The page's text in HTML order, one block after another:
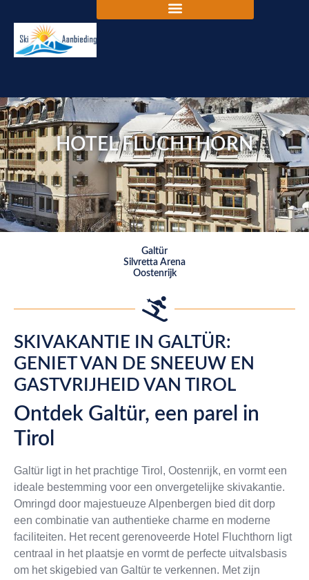
HOTEL FLUCHTHORN
Galtür
Silvretta Arena
Oostenrijk
SKIVAKANTIE IN GALTÜR:
GENIET VAN DE SNEEUW EN
GASTVRIJHEID VAN TIROL
Ontdek Galtür, een parel in
Tirol
Galtür ligt in het prachtige Tirol, Oostenrijk, en vormt een
ideale bestemming voor een onvergetelijke skivakantie.
Omringd door majestueuze Alpenbergen bied dit dorp
een combinatie van authentieke charme en moderne
faciliteiten. Het recent gerenoveerde Hotel Fluchthorn ligt
centraal in het plaatsje en vormt de perfecte uitvalsbasis
om het skigebied van Galtür te verkennen. Met zijn